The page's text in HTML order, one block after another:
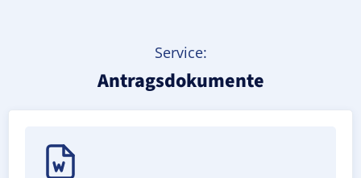
Service:
Antragsdokumente